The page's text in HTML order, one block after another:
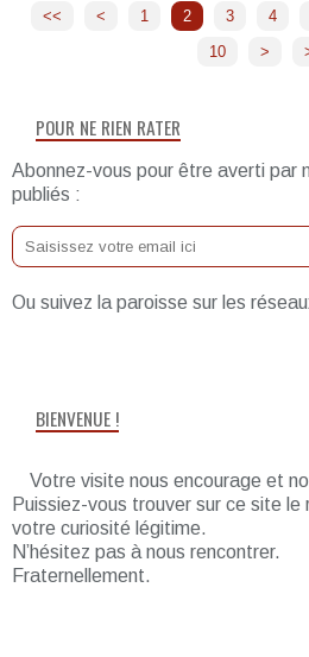
<< < 1 2 3 4
10
20
30
40
>
POUR NE RIEN RATER
Abonnez-vous pour être averti par
publiés :
Ou suivez la paroisse sur les
BIENVENUE !
Votre visite nous encourage et
Puissiez-vous trouver sur ce site le
votre curiosité légitime.
N’hésitez pas à nous rencontrer.
Fraternellement.